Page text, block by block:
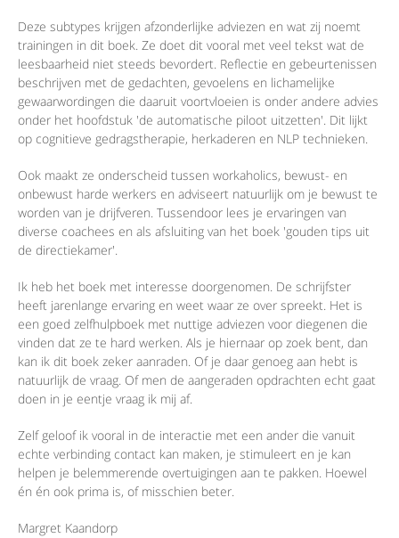
Deze subtypes krijgen afzonderlijke adviezen en wat zij noemt
trainingen in dit boek. Ze doet dit vooral met veel tekst wat de
leesbaarheid niet steeds bevordert. Reflectie en gebeurtenissen
beschrijven met de gedachten, gevoelens en lichamelijke
gewaarwordingen die daaruit voortvloeien is onder andere advies
onder het hoofdstuk 'de automatische piloot uitzetten'. Dit lijkt
op cognitieve gedragstherapie, herkaderen en NLP technieken.
Ook maakt ze onderscheid tussen workaholics, bewust- en
onbewust harde werkers en adviseert natuurlijk om je bewust te
worden van je drijfveren. Tussendoor lees je ervaringen van
diverse coachees en als afsluiting van het boek 'gouden tips uit
de directiekamer'.
Ik heb het boek met interesse doorgenomen. De schrijfster
heeft jarenlange ervaring en weet waar ze over spreekt. Het is
een goed zelfhulpboek met nuttige adviezen voor diegenen die
vinden dat ze te hard werken. Als je hiernaar op zoek bent, dan
kan ik dit boek zeker aanraden. Of je daar genoeg aan hebt is
natuurlijk de vraag. Of men de aangeraden opdrachten echt gaat
doen in je eentje vraag ik mij af.
Zelf geloof ik vooral in de interactie met een ander die vanuit
echte verbinding contact kan maken, je stimuleert en je kan
helpen je belemmerende overtuigingen aan te pakken. Hoewel
én én ook prima is, of misschien beter.
Margret Kaandorp